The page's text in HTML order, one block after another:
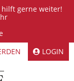
hilft gerne weiter!
LOGIN